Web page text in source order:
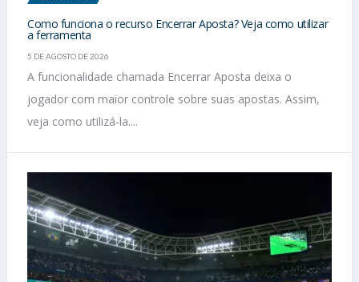
Como funciona o recurso Encerrar Aposta? Veja como utilizar
a ferramenta
5 DE AGOSTO DE 2026
A funcionalidade chamada Encerrar Aposta deixa o
jogador com maior controle sobre suas apostas. Assim,
veja como utilizá-la....